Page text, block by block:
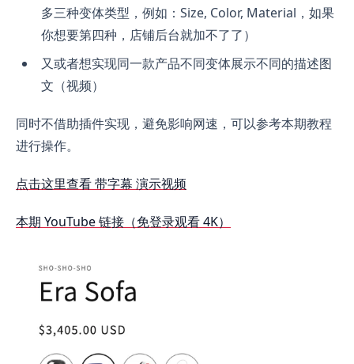
多三种变体类型，例如：Size, Color, Material，如果
你想要第四种，店铺后台就加不了了）
又或者想实现同一款产品不同变体展示不同的描述图
文（视频）
同时不借助插件实现，避免影响网速，可以参考本期教程
进行操作。
点击这里查看 带字幕 演示视频
本期 YouTube 链接（免登录观看 4K）